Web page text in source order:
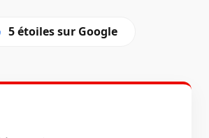
5 étoiles sur Google